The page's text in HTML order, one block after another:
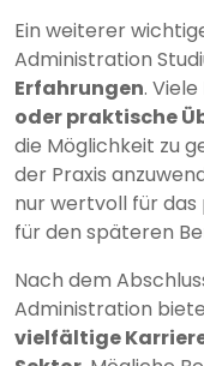
Ein weiterer
Administration
Erfahrungen.
oder praktische
die Möglichkeit zu
der Praxis
nur wertvoll für das
für den späteren
Nach dem
Administration
vielfältige